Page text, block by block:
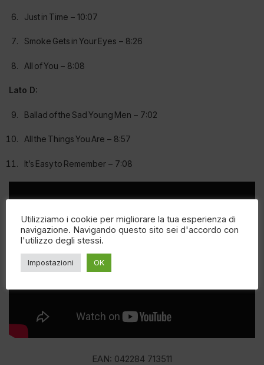
Just in Time – 10:07
Smoke Gets in Your Eyes – 8:26
All of You – 8:08
Lato D:
Ballad of the Sad Young Men – 7:02
All the Things You Are – 8:57
It’s Easy to Remember – 7:08
EAN: 042284 713511
Utilizziamo i cookie per migliorare la tua esperienza di
navigazione. Navigando questo sito sei d'accordo con
l'utilizzo degli stessi.
Impostazioni OK